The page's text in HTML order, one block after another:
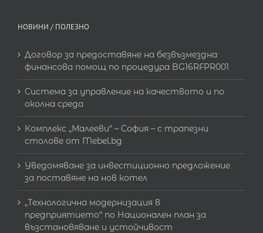
НОВИНИ / ПОЛЕЗНО
Договор за предоставяне на безвъзмездна
финансова помощ по процедура BG16RFPR001
Система за управление на качеството и по
околна среда
Комплекс „Малееви“ – София – с трапезни
столове от Mebel.bg
Уведомяване за инвестиционно предложение
за поставяне на нов котел
„Технологична модернизация в
предприятието“ по Национален план за
възстановяване и устойчивост